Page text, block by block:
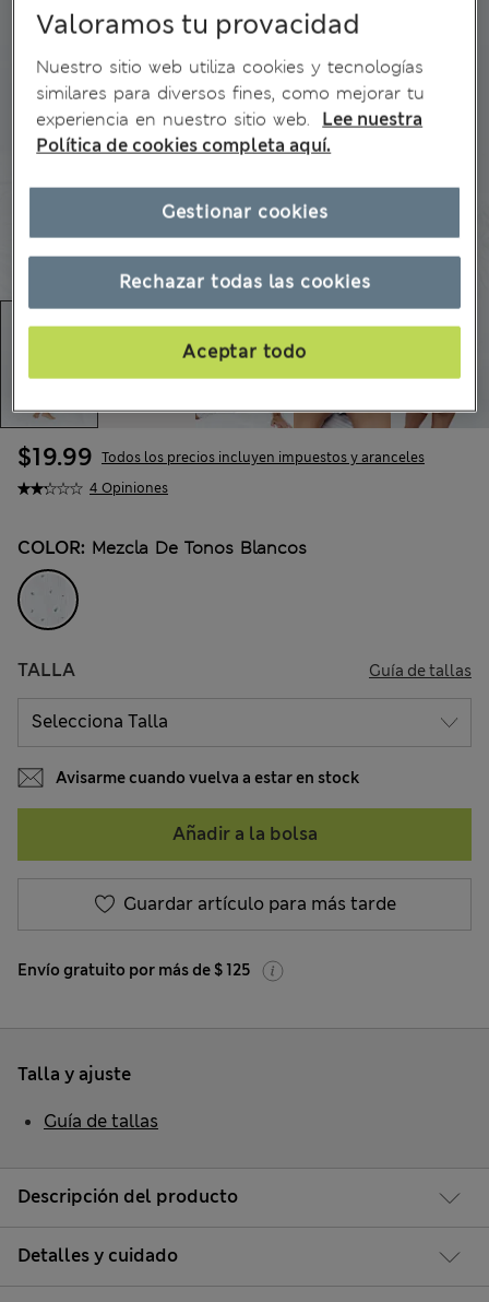
4 Opiniones
$19.99 Todos los precios incluyen impuestos y aranceles
COLOR: Mezcla De Tonos Blancos
TALLA Guía de tallas
Avisarme cuando vuelva a estar en stock
Añadir a la bolsa
Guardar artículo para más tarde
Envío gratuito por más de $ 125
Descripción del producto
Detalles y cuidado
Talla y ajuste
Guía de tallas
Valoramos tu provacidad
Nuestro sitio web utiliza cookies y tecnologías
similares para diversos fines, como mejorar tu
experiencia en nuestro sitio web.
Lee nuestra
Política de cookies completa aquí.
Rechazar todas las cookies
Aceptar todo
Gestionar cookies